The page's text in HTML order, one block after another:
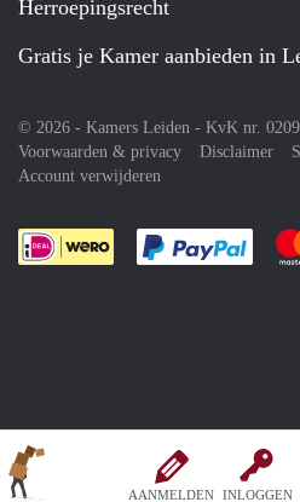
AANMELDEN INLOGGEN
Herroepingsrecht
Gratis je Kamer aanbieden in
© 2026 - Kamers Leiden - KvK nr.
Voorwaarden & privacy
Disclaimer
Account verwijderen
Je